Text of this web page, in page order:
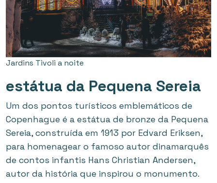
Jardins Tivoli a noite
estátua da Pequena Sereia
Um dos pontos turísticos emblemáticos de
Copenhague é a estátua de bronze da Pequena
Sereia, construída em 1913 por Edvard Eriksen,
para homenagear o famoso autor dinamarquês
de contos infantis Hans Christian Andersen,
autor da história que inspirou o monumento.